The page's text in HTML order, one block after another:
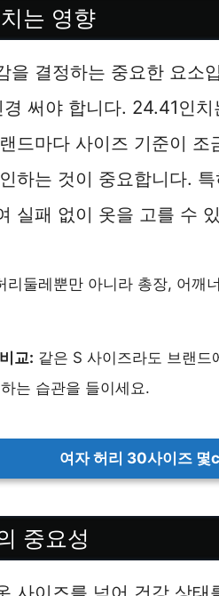
는 영향
을 결정하는 중요한 요소
써야 합니다. 24.41인
드마다 사이즈 기준이
하는 것이 중요합니다.
실패 없이 옷을 고를 수
리둘레뿐만 아니라 총장, 어깨
교: 같은 S 사이즈라도 브랜
는 습관을 들이세요.
여자 허리 30사이즈 몇
중요성